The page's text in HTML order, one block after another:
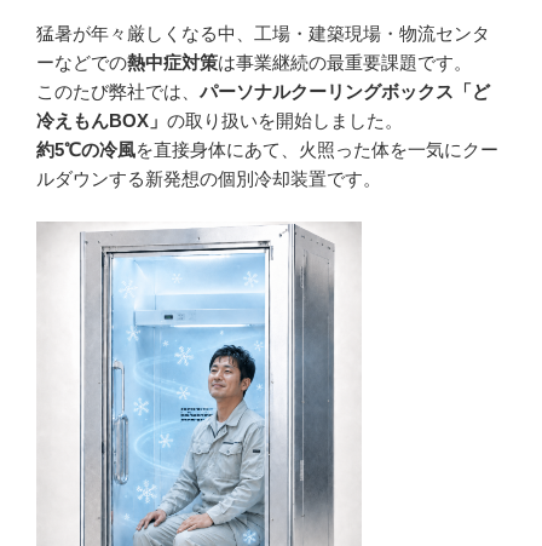
猛暑が年々厳しくなる中、工場・建築現場・物流センタ
ーなどでの熱中症対策は事業継続の最重要課題です。
このたび弊社では、 パーソナルクーリングボックス「ど
冷えもんBOX」 の取り扱いを開始しました。
約5℃の冷風を直接身体にあて、火照った体を一気にクー
ルダウンする新発想の個別冷却装置です。